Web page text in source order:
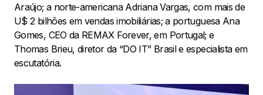
Araújo; a norte-americana Adriana Vargas, com mais de
U$ 2 bilhões em vendas imobiliárias; a portuguesa Ana
Gomes, CEO da REMAX Forever, em Portugal; e
Thomas Brieu, diretor da “DO IT” Brasil e especialista em
escutatória.